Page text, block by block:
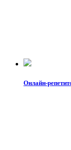
Онлайн-